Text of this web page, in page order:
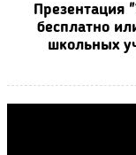
Презентация
бесплатно
школьных